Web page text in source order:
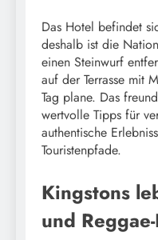
Das Hotel befindet
deshalb ist die
einen Steinwurf
auf der Terrasse mit
Tag plane. Das
wertvolle Tipps für
authentische
Touristenpfade.
Kingstons
und